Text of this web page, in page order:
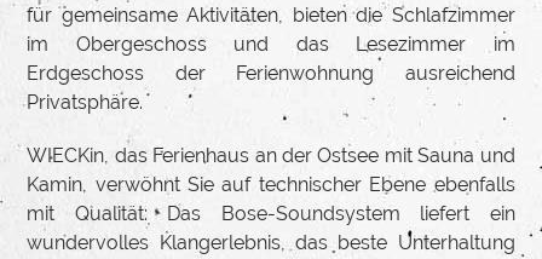
für gemeinsame Aktivitäten, bieten die Schlafzimmer
im Obergeschoss und das Lesezimmer im
Erdgeschoss der Ferienwohnung ausreichend
Privatsphäre.
WIECKin, das Ferienhaus an der Ostsee mit Sauna und
Kamin, verwöhnt Sie auf technischer Ebene ebenfalls
mit Qualität: Das Bose-Soundsystem liefert ein
wundervolles Klangerlebnis, das beste Unterhaltung